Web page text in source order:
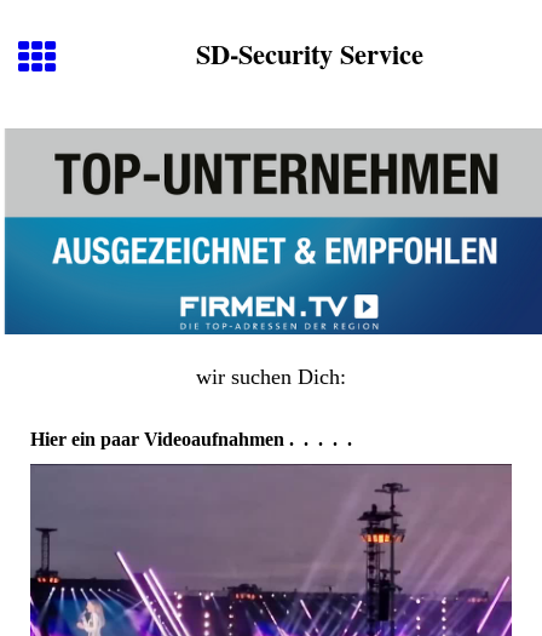
SD-Security Service
wir suchen Dich:
Hier ein paar Videoaufnahmen . . . . .